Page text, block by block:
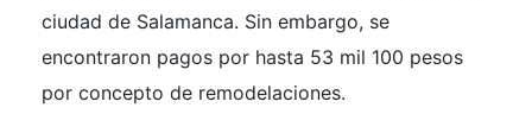
ciudad de Salamanca. Sin embargo, se
encontraron pagos por hasta 53 mil 100 pesos
por concepto de remodelaciones.